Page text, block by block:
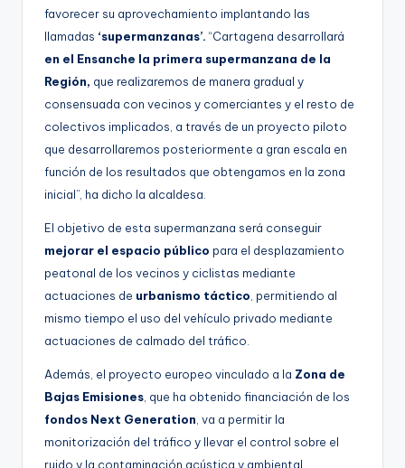
favorecer su aprovechamiento implantando las
llamadas ‘supermanzanas’. “Cartagena desarrollará
en el Ensanche la primera supermanzana de la
Región, que realizaremos de manera gradual y
consensuada con vecinos y comerciantes y el resto de
colectivos implicados, a través de un proyecto piloto
que desarrollaremos posteriormente a gran escala en
función de los resultados que obtengamos en la zona
inicial”, ha dicho la alcaldesa.
El objetivo de esta supermanzana será conseguir
mejorar el espacio público para el desplazamiento
peatonal de los vecinos y ciclistas mediante
actuaciones de urbanismo táctico , permitiendo al
mismo tiempo el uso del vehículo privado mediante
actuaciones de calmado del tráfico.
Además, el proyecto europeo vinculado a la Zona de
Bajas Emisiones , que ha obtenido financiación de los
fondos Next Generation , va a permitir la
monitorización del tráfico y llevar el control sobre el
ruido y la contaminación acústica y ambiental,